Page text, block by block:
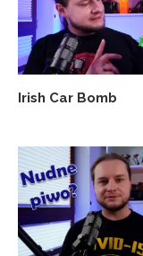
Irish Car Bomb